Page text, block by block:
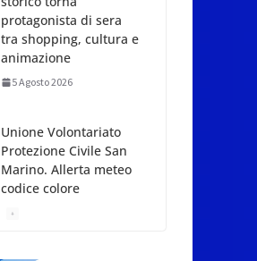
tra shopping, cultura e
animazione
5 Agosto 2026
Marino. Allerta meteo
codice colore
Arancione per
temperature estreme